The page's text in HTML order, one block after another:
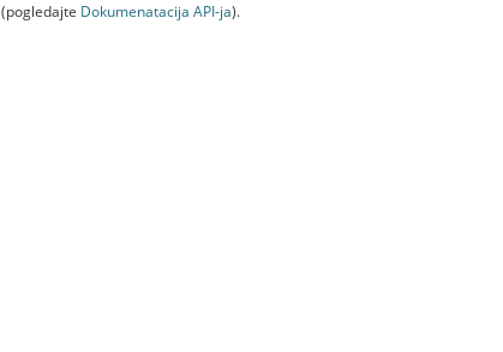
(pogledajte Dokumenаtаcijа API-jа).